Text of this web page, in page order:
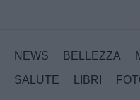
NEWS BELLEZZA
SALUTE
LIBRI